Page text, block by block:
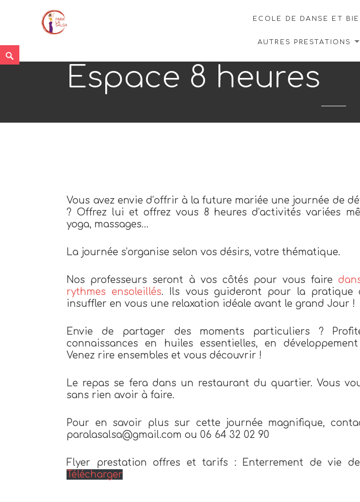
Skip
to
ECOLE DE DANSE ET
AUTRES PRESTATIONS
Search
Espace 8 heures
Vous avez envie d’offrir à la future mariée une journée de
? Offrez lui et offrez vous 8 heures d’activités variées
yoga, massages…
La journée s’organise selon vos désirs, votre thématique.
Nos professeurs seront à vos côtés pour vous faire
rythmes ensoleillés. Ils vous guideront pour la pratique
insuffler en vous une relaxation idéale avant le grand Jour !
Envie de partager des moments particuliers ?
connaissances en huiles essentielles, en
Venez rire ensembles et vous découvrir !
Le repas se fera dans un restaurant du quartier. Vous
sans rien avoir à faire.
Pour en savoir plus sur cette journée magnifique,
paralasalsa@gmail.com ou 06 64 32 02 90
Flyer prestation offres et tarifs : Enterrement de vie
Télécharger